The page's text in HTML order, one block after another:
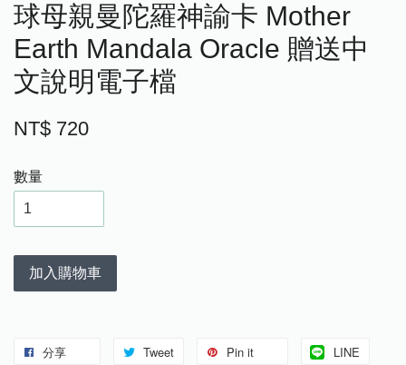
球母親曼陀羅神諭卡 Mother
Earth Mandala Oracle 贈送中
文說明電子檔
NT$ 720
數量
加入購物車
分享 Tweet Pin it LINE